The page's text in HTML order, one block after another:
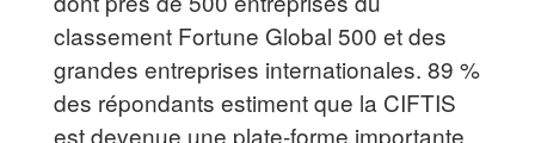
classement Fortune Global 500 et des
grandes entreprises internationales. 89 %
des répondants estiment que la CIFTIS
est devenue une plate-forme importante